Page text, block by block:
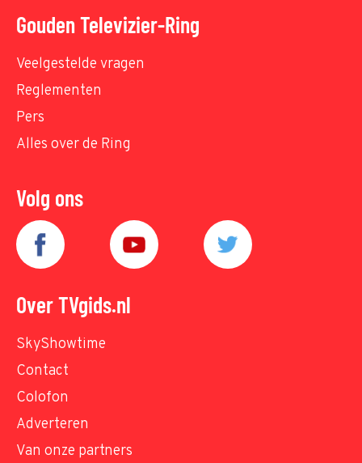
Gouden Televizier-Ring
Veelgestelde vragen
Reglementen
Pers
Alles over de Ring
Volg ons
Over TVgids.nl
SkyShowtime
Contact
Colofon
Adverteren
Van onze partners